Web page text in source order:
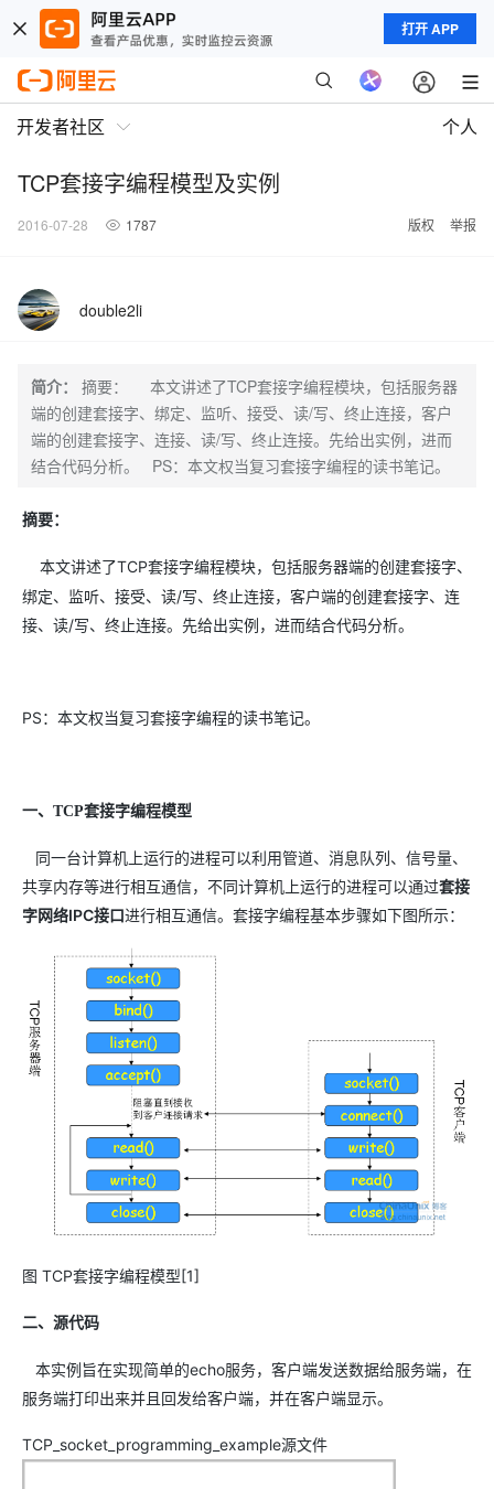
打开 APP
开发者社区 个人
TCP套接字编程模型及实例
2016-07-28 1787 版权 举报
double2li
简介：
摘要： 本文讲述了TCP套接字编程模块，包括服务器
端的创建套接字、绑定、监听、接受、读/写、终止连接，客户
端的创建套接字、连接、读/写、终止连接。先给出实例，进而
结合代码分析。 PS：本文权当复习套接字编程的读书笔记。
摘要：
本文讲述了TCP套接字编程模块，包括服务器端的创建套接字、
绑定、监听、接受、读/写、终止连接，客户端的创建套接字、连
接、读/写、终止连接。先给出实例，进而结合代码分析。
PS：本文权当复习套接字编程的读书笔记。
一、TCP套接字编程模型
同一台计算机上运行的进程可以利用管道、消息队列、信号量、
共享内存等进行相互通信，不同计算机上运行的进程可以通过套接
字网络IPC接口进行相互通信。套接字编程基本步骤如下图所示：
图 TCP套接字编程模型[1]
二、源代码
本实例旨在实现简单的echo服务，客户端发送数据给服务端，在
服务端打印出来并且回发给客户端，并在客户端显示。
TCP_socket_programming_example源文件